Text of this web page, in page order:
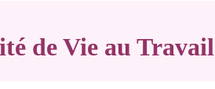
de Vie au Travail